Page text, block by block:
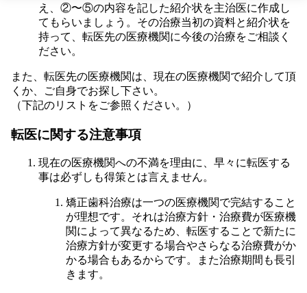
え、②〜⑤の内容を記した紹介状を主治医に作成し
てもらいましょう。その治療当初の資料と紹介状を
持って、転医先の医療機関に今後の治療をご相談く
ださい。
また、転医先の医療機関は、現在の医療機関で紹介して頂
くか、ご自身でお探し下さい。
（下記のリストをご参照ください。）
転医に関する注意事項
現在の医療機関への不満を理由に、早々に転医する
事は必ずしも得策とは言えません。
矯正歯科治療は一つの医療機関で完結すること
が理想です。それは治療方針・治療費が医療機
関によって異なるため、転医することで新たに
治療方針が変更する場合やさらなる治療費がか
かる場合もあるからです。また治療期間も長引
きます。